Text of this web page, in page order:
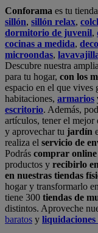
Conforama es tu
sillón, sillón relax,
dormitorio de juvenil,
cocinas a medida,
microondas,
Descubre nuestra
para tu hogar, con los
espacio en el que vives
habitaciones, armarios
escritorio. Además,
artículos, tener el
y aprovechar tu jardín
realiza el servicio de
Podrás comprar online
productos y recibirlo
en nuestras tiendas
hogar y transformarlo
tiene 300 tiendas de
distintos. Aproveche
baratos y liquidaciones